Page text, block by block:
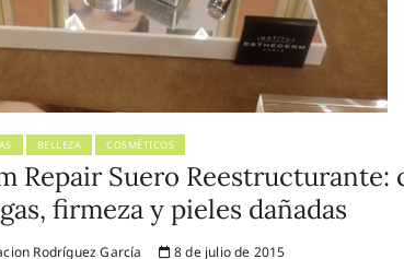
BELLEZA COSMÉTICOS
Repair Suero
firmeza y pieles dañadas
Rodríguez García 8 de julio de 2015